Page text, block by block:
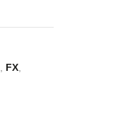
FX